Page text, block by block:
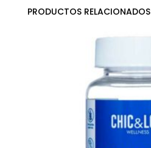
PRODUCTOS RELACIONADOS